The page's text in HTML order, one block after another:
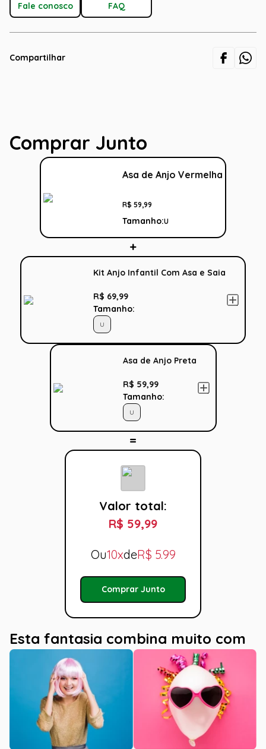
Fale conosco FAQ
Compartilhar
Comprar Junto
Asa de Anjo Vermelha
R$ 59,99
Tamanho:U
Kit Anjo Infantil Com Asa e Saia
R$ 69,99
Tamanho:
U
Asa de Anjo Preta
R$ 59,99
Tamanho:
U
Valor total:
R$ 59,99
Ou10xdeR$ 5.99
Comprar Junto
Esta fantasia combina muito com